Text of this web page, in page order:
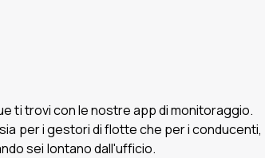
ti trovi con le nostre app di monitoraggio.
per i gestori di flotte che per i conducenti,
sei lontano dall'ufficio.